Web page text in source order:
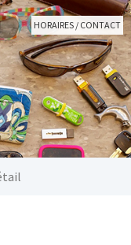
HORAIRES / CONTACT